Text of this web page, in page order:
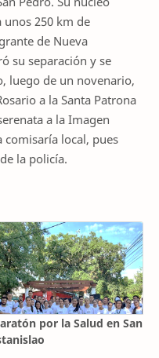
unos 250 km de
de Nueva
su separación y se
luego de un novenario,
a la Santa Patrona
a la Imagen
comisaría local, pues
la policía.
por la Salud en San